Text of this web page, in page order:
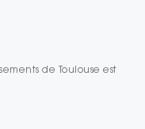
de Toulouse est